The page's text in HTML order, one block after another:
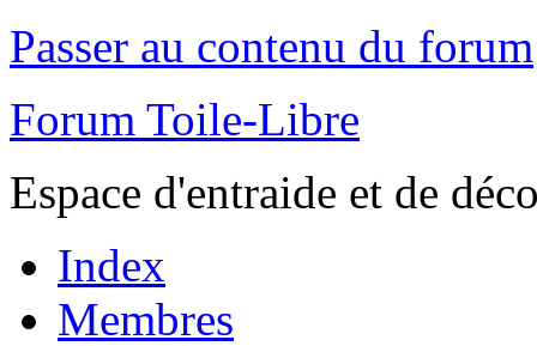
Passer au contenu du forum
Forum Toile-Libre
Espace d'entraide et de
Index
Membres